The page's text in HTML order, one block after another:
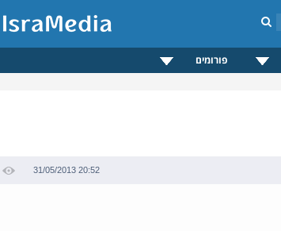
פורומים
31/05/2013 20:52